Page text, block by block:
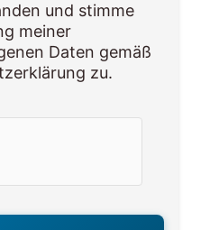
und stimme
meiner
Daten gemäß
zu.